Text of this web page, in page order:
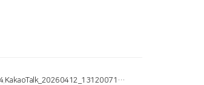
# 첨부 4.KakaoTalk_20260412_131200715_28.jpg